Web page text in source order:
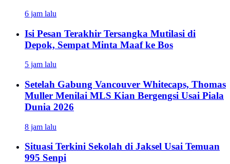
6 jam lalu
Isi Pesan Terakhir Tersangka Mutilasi di
Depok, Sempat Minta Maaf ke Bos
5 jam lalu
Setelah Gabung Vancouver Whitecaps, Thomas
Muller Menilai MLS Kian Bergengsi Usai Piala
Dunia 2026
8 jam lalu
Situasi Terkini Sekolah di Jaksel Usai Temuan
995 Senpi